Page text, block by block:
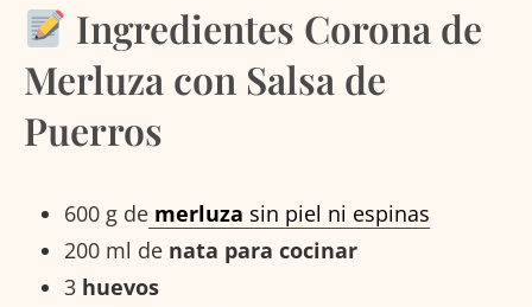
Ingredientes Corona de
Merluza con Salsa de
Puerros
600 g de merluza sin piel ni espinas
200 ml de nata para cocinar
3 huevos